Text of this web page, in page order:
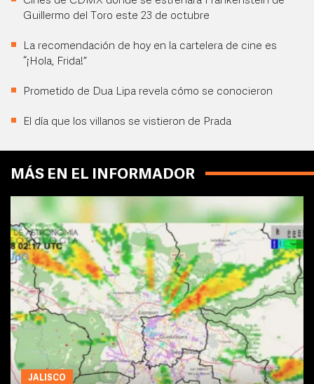
Guillermo del Toro este 23 de octubre
La recomendación de hoy en la cartelera de cine es
“¡Hola, Frida!”
Prometido de Dua Lipa revela cómo se conocieron
El día que los villanos se vistieron de Prada
MÁS EN EL INFORMADOR
JALISCO